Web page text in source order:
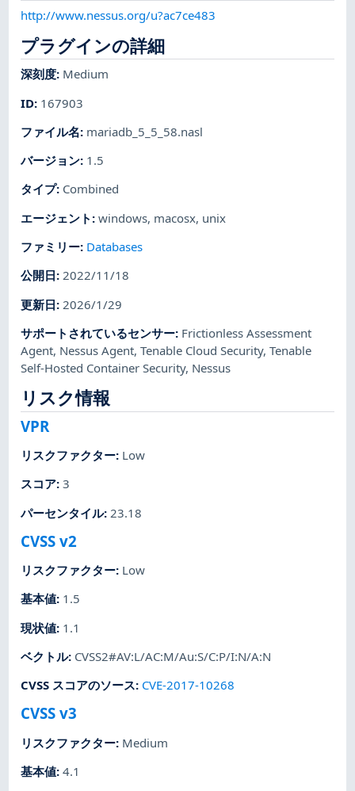
http://www.nessus.org/u?ac7ce483
プラグインの詳細
深刻度: Medium
ID: 167903
ファイル名: mariadb_5_5_58.nasl
バージョン: 1.5
タイプ: Combined
エージェント :windows, macosx, unix
ファミリー: Databases
公開日:2022/11/18
更新日: 2026/1/29
サポートされているセンサー: Frictionless Assessment
Agent, Nessus Agent,Tenable Cloud Security,Tenable
Self-Hosted Container Security, Nessus
リスク情報
VPR
リスクファクター: Low
スコア:3
パーセンタイル: 23.18
CVSS v2
リスクファクター: Low
基本値: 1.5
現状値: 1.1
ベクトル: CVSS2#AV:L/AC:M/Au:S/C:P/I:N/A:N
CVSS スコアのソース: CVE-2017-10268
CVSS v3
リスクファクター: Medium
基本値:4.1